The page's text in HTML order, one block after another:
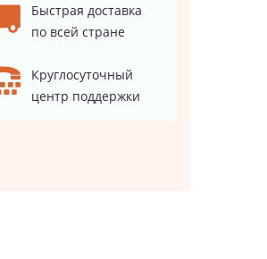
Быстрая доставка
по всей стране
Круглосуточный
центр поддержки